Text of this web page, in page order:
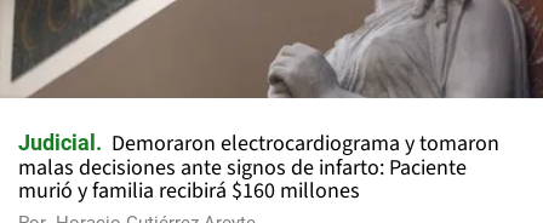
Judicial
Demoraron electrocardiograma y tomaron
malas decisiones ante signos de infarto: Paciente
murió y familia recibirá $160 millones